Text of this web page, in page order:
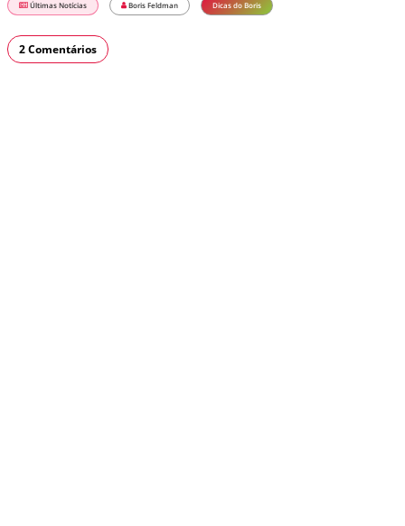
Últimas Notícias Boris Feldman Dicas do Boris
2 Comentários